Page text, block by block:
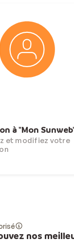
à "Mon
et modifiez votre
nos